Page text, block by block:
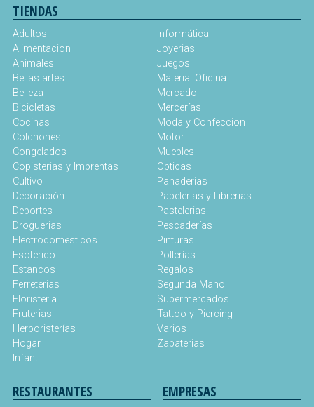
TIENDAS
Adultos
Alimentacion
Animales
Bellas artes
Belleza
Bicicletas
Cocinas
Colchones
Congelados
Copisterias y Imprentas
Cultivo
Decoración
Deportes
Droguerias
Electrodomesticos
Esotérico
Estancos
Ferreterias
Floristeria
Fruterias
Herboristerías
Hogar
Infantil
Informática
Joyerias
Juegos
Material Oficina
Mercado
Mercerías
Moda y Confeccion
Motor
Muebles
Opticas
Panaderias
Papelerias y Librerias
Pastelerias
Pescaderías
Pinturas
Pollerías
Regalos
Segunda Mano
Supermercados
Tattoo y Piercing
Varios
Zapaterias
RESTAURANTES EMPRESAS